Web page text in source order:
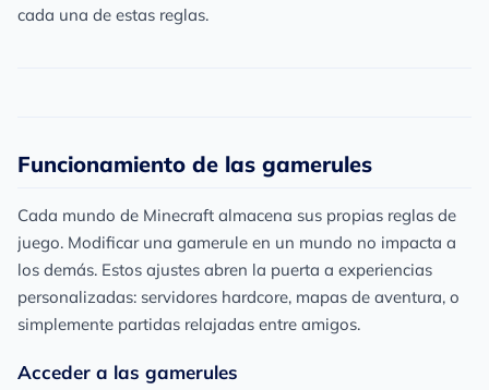
cada una de estas reglas.
Funcionamiento de las gamerules
Cada mundo de Minecraft almacena sus propias reglas de
juego. Modificar una gamerule en un mundo no impacta a
los demás. Estos ajustes abren la puerta a experiencias
personalizadas: servidores hardcore, mapas de aventura, o
simplemente partidas relajadas entre amigos.
Acceder a las gamerules